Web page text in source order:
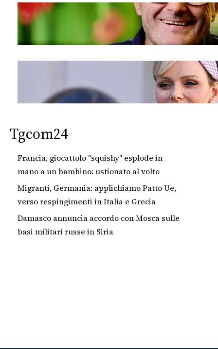
Tgcom24
Francia, giocattolo "squishy" esplode in
mano a un bambino: ustionato al volto
Migranti, Germania: applichiamo Patto Ue,
verso respingimenti in Italia e Grecia
Damasco annuncia accordo con Mosca sulle
basi militari russe in Siria